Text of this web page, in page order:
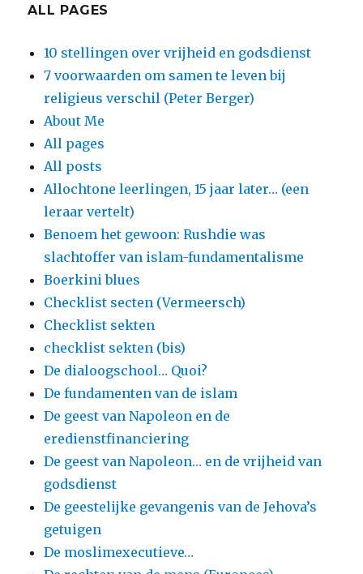
ALL PAGES
10 stellingen over vrijheid en godsdienst
7 voorwaarden om samen te leven bij
religieus verschil (Peter Berger)
About Me
All pages
All posts
Allochtone leerlingen, 15 jaar later… (een
leraar vertelt)
Benoem het gewoon: Rushdie was
slachtoffer van islam-fundamentalisme
Boerkini blues
Checklist secten (Vermeersch)
Checklist sekten
checklist sekten (bis)
De dialoogschool… Quoi?
De fundamenten van de islam
De geest van Napoleon en de
eredienstfinanciering
De geest van Napoleon… en de vrijheid van
godsdienst
De geestelijke gevangenis van de Jehova’s
getuigen
De moslimexecutieve…